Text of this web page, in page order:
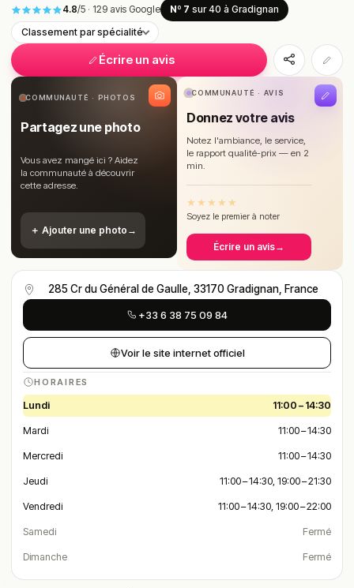
4.8/5 · 129 avis Google Nº 7 sur 40 à Gradignan
Classement par spécialité
Écrire un avis
COMMUNAUTÉ · PHOTOS
Partagez une photo
Vous avez mangé ici ? Aidez
la communauté à découvrir
cette adresse.
＋ Ajouter une photo →
COMMUNAUTÉ · AVIS
Donnez votre avis
Notez l'ambiance, le service,
le rapport qualité-prix — en 2
min.
★ ★ ★ ★ ★
Soyez le premier à noter
Écrire un avis→
285 Cr du Général de Gaulle, 33170 Gradignan, France
+33 6 38 75 09 84
Voir le site internet officiel
HORAIRES
Lundi 11:00 – 14:30
Mardi 11:00 – 14:30
Mercredi 11:00 – 14:30
Jeudi 11:00 – 14:30, 19:00 – 21:30
Vendredi 11:00 – 14:30, 19:00 – 22:00
Samedi Fermé
Dimanche Fermé